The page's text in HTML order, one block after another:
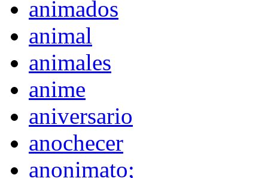
animados
animal
animales
anime
aniversario
anochecer
anonimato;